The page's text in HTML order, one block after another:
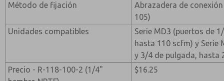
Método de fijación
Abrazadera de
105)
Unidades compatibles
Serie MD3 (puertos de
hasta 110 scfm) y Serie
y 3/4 de pulgada, hasta
Precio - R-118-100-2 (1/4"
$16.25